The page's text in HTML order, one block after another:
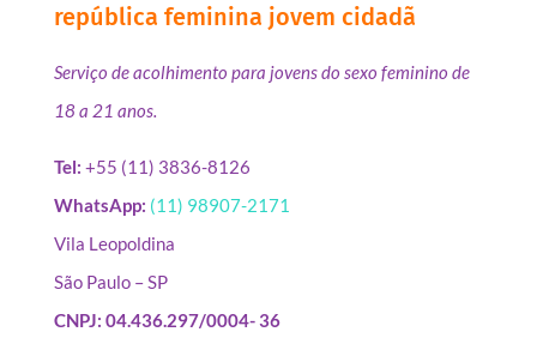
república feminina jovem cidadã
Serviço de acolhimento para jovens do sexo feminino de
18 a 21 anos.
Tel: +55 (11) 3836-8126
WhatsApp: (11) 98907-2171
Vila Leopoldina
São Paulo – SP
CNPJ: 04.436.297/0004- 36